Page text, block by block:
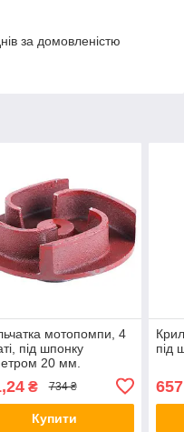
за домовленістю
мотопомпи, 4
під шпонку
20 мм.
₴ 734 ₴
Купити
під